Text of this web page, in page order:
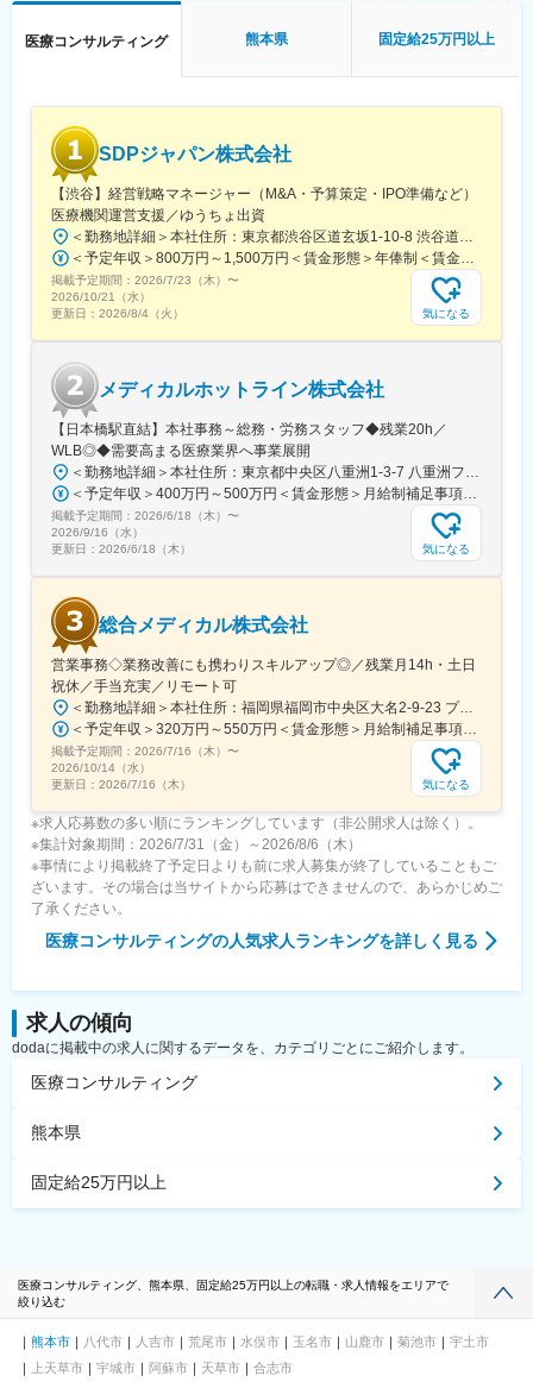
同社は、個人が最大限に能力を発揮できるよう働きやすい環境作
誇っており、長期就業が可能な環境・福利厚生が整っています。
変更の範囲：会社の定める業務
にあたっていただきます。
ができ、メーカーと同じレベルの業界知識とマーケット感をアッ
プデートできる環境です。
■働き方：
◎完全在宅勤務のため、拠点（東京・大阪）の近くにお住まいで
なくてもご就業いただけます。
◎お昼休みの時間帯も自由なので、例えばお子様がおられる方の
場合、お子様の通院やご都合に合わせて業務時間を調整できま
す。
※現在、関東関西のほか、九州、中部、東北、海外在住の方もいま
す。
・会議や打ち合わせで必要な時は大阪・東京等へ出張（宿泊も伴
います）が発生します。
※国内出張の頻度は1~3回/年です。(一部海外出張の場合がござい
ます。）
■組織構成：
CMC担当11名（2名男性、9名女性）
ャリアを築ける環境です。
こちらの組織には、内資外資の製薬企業でのCMC業務の経験者や
研究所での経験、CMC薬事の経験者が多いです。
変更の範囲：会社の定める業務
医療コンサルティング 熊本県 固定給25万円以上
SDPジャパン株式会社
【渋谷】経営戦略マネージャー（M&A・予算策定・IPO準備など）
医療機関運営支援／ゆうちょ出資
＜勤務地詳細＞本社住所：東京都渋谷区道玄坂1-10-8 渋谷道玄坂東急ビル6F受動喫煙対策：屋内全面禁煙変更の範囲：会社の定める事業所
＜予定年収＞800万円～1,500万円＜賃金形態＞年俸制＜賃金内訳＞年額（基本給）：8,000,000円～15,000,000円＜月額＞666,666円～1,250,000円（12分割）＜昇給有無＞有＜残業手当＞無賃金はあくまでも目安の金額であり、選考を通じて上下する可能性があります。月給(月額)は固定手当を含めた表記です。
掲載予定期間： 2026/7/23（木） 〜
2026/10/21（水）
更新日： 2026/8/4（火） 気になる
メディカルホットライン株式会社
【日本橋駅直結】本社事務～総務・労務スタッフ◆残業20h／
WLB◎◆需要高まる医療業界へ事業展開
＜勤務地詳細＞本社住所：東京都中央区八重洲1-3-7 八重洲ファーストフィナンシャルビル13F受動喫煙対策：屋内全面禁煙変更の範囲：会社の定める事業所
＜予定年収＞400万円～500万円＜賃金形態＞月給制補足事項なし＜賃金内訳＞月額（基本給）：235,000円～284,000円固定残業手当/月：45,000円～66,000円（固定残業時間25時間0分/月）超過した時間外労働の残業手当は追加支給＜月給＞280,000円～350,000円（一律手当を含む）＜昇給有無＞有＜残業手当＞有＜給与補足＞※給与詳細は、ご経験やスキルを考慮のうえ決定します。■昇給：年1回 査定により決定■賞与：年2回（7 月・12 月） 都度査定により決定 算定対象期間に準ずる賃金はあくまでも目安の金額であり、選考を通じて上下する可能性があります。月給(月額)は固定手当を含めた表記です。
掲載予定期間： 2026/6/18（木） 〜
2026/9/16（水）
更新日： 2026/6/18（木） 気になる
総合メディカル株式会社
営業事務◇業務改善にも携わりスキルアップ◎／残業月14h・土日
祝休／手当充実／リモート可
＜勤務地詳細＞本社住所：福岡県福岡市中央区大名2-9-23 プリオ福岡ビル勤務地最寄駅：地下鉄空港線／天神駅受動喫煙対策：屋内全面禁煙変更の範囲：会社の定める事業所
＜予定年収＞320万円～550万円＜賃金形態＞月給制補足事項なし＜賃金内訳＞月額（基本給）：200,000円～246,000円その他固定手当/月：20,000円～110,000円＜月給＞220,000円～356,000円＜昇給有無＞有＜残業手当＞有＜給与補足＞※実際の年収は面談・面接後に経歴や能力に応じて決定します※求人票の想定年収に当てはまらないケースも発生する可能性があります賞与年2回（2025年度実績4.4ヶ月）、昇給年1回住宅補助手当、家族手当、残業手当、休日出勤手当など賃金はあくまでも目安の金額であり、選考を通じて上下する可能性があります。月給(月額)は固定手当を含めた表記です。
掲載予定期間： 2026/7/16（木） 〜
2026/10/14（水）
更新日： 2026/7/16（木） 気になる
※求人応募数の多い順にランキングしています（非公開求人は除く）。
※集計対象期間：2026/7/31（金）～2026/8/6（木）
※事情により掲載終了予定日よりも前に求人募集が終了していることもご
ざいます。その場合は当サイトから応募はできませんので、あらかじめご
了承ください。
医療コンサルティングの人気求人ランキングを詳しく見る
求人の傾向
dodaに掲載中の求人に関するデータを、カテゴリごとにご紹介します。
医療コンサルティング
熊本県
固定給25万円以上
医療コンサルティング、熊本県、固定給25万円以上の転職・求人情報をエリアで
絞り込む
熊本市 八代市 人吉市 荒尾市 水俣市 玉名市 山鹿市 菊池市
宇土市
上天草市
宇城市 阿蘇市 天草市
合志市